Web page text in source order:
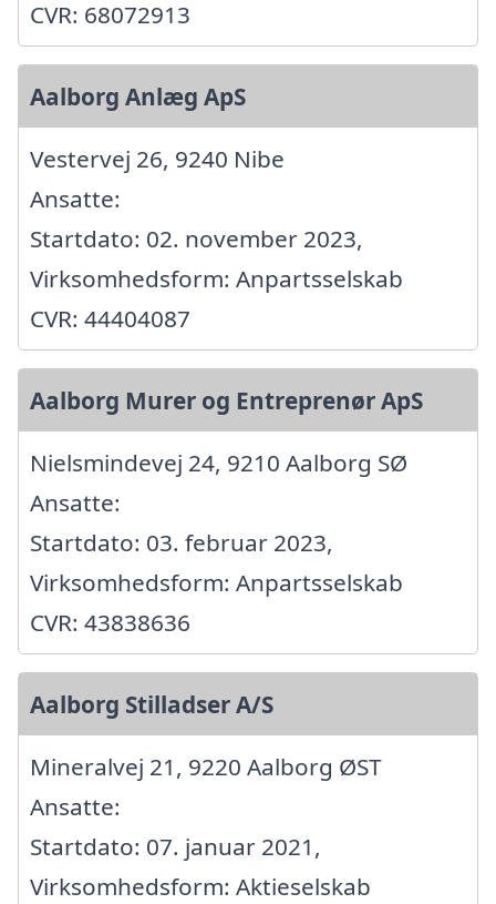
CVR: 68072913
Aalborg Anlæg ApS
Vestervej 26, 9240 Nibe
Ansatte:
Startdato: 02. november 2023,
Virksomhedsform: Anpartsselskab
CVR: 44404087
Aalborg Murer og Entreprenør ApS
Nielsmindevej 24, 9210 Aalborg SØ
Ansatte:
Startdato: 03. februar 2023,
Virksomhedsform: Anpartsselskab
CVR: 43838636
Aalborg Stilladser A/S
Mineralvej 21, 9220 Aalborg ØST
Ansatte:
Startdato: 07. januar 2021,
Virksomhedsform: Aktieselskab